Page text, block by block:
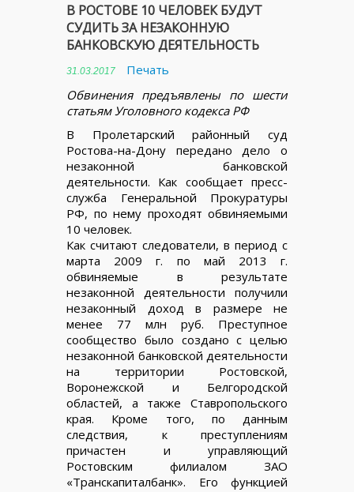
В РОСТОВЕ 10 ЧЕЛОВЕК БУДУТ
СУДИТЬ ЗА НЕЗАКОННУЮ
БАНКОВСКУЮ ДЕЯТЕЛЬНОСТЬ
31.03.2017
Печать
Обвинения предъявлены по шести
статьям Уголовного кодекса РФ
В Пролетарский районный суд
Ростова-на-Дону передано дело о
незаконной банковской
деятельности. Как сообщает пресс-
служба Генеральной Прокуратуры
РФ, по нему проходят обвиняемыми
10 человек.
Как считают следователи, в период с
марта 2009 г. по май 2013 г.
обвиняемые в результате
незаконной деятельности получили
незаконный доход в размере не
менее 77 млн руб. Преступное
сообщество было создано с целью
незаконной банковской деятельности
на территории Ростовской,
Воронежской и Белгородской
областей, а также Ставропольского
края. Кроме того, по данным
следствия, к преступлениям
причастен и управляющий
Ростовским филиалом ЗАО
«Транскапиталбанк». Его функцией